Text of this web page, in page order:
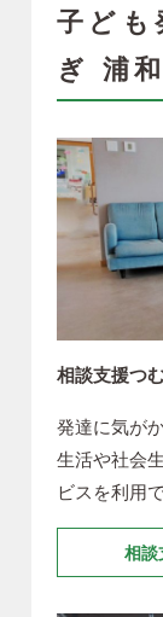
子ども
ぎ 浦
相談支援つ
発達に気が
生活や社会
ビスを利用
相談